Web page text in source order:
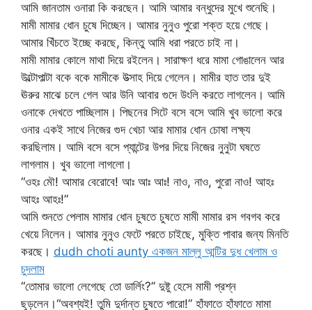
আমি জানতাম ওনারা কি করছেন। আমি আমার বন্ধুদের মুখে শুনেছি।
মামী মামার ধোন চুষে দিচ্ছেন। আমার নুনুও পুরো শক্ত হয়ে গেছে।
আমার খিঁচতে ইচ্ছে করছে, কিন্তু আমি ধরা পরতে চাই না।
মামী মামার কোলে মাথা দিয়ে রইলেন। সারাক্ষণ ধরে মামা গোঙালেন আর
উল্টোপাল্টা বকে বকে মামীকে উত্সাহ দিয়ে গেলেন। মামীর হাত তার দুই
ঊরুর মাঝে চলে গেল আর উনি আবার গুদে উংলি করতে লাগলেন। আমি
ওনাকে দেখতে পাচ্ছিলাম। পিছনের সিটে বসে বসে আমি খুব ভালো করে
ওনার একই সাথে নিজের গুদ খেচা আর মামার ধোন চোষা লক্ষ্য
করছিলাম। আমি বসে বসে প্যান্টের উপর দিয়ে নিজের নুনুটা ঘষতে
লাগলাম। খুব ভালো লাগলো।
“ওহঃ মৌ! আমার বেরোবে! আঃ আঃ আঃ! নাও, নাও, পুরো নাও! আহঃ
আহঃ আহঃ!”
আমি শুনতে পেলাম মামার ধোন চুষতে চুষতে মামী মামার রস গবগব করে
খেয়ে নিলেন। আমার নুনুও ফেটে পরতে চাইছে, মুক্তি পাবার জন্য মিনতি
করছে। dudh choti aunty একজন মাল্লু আন্টির দুধ খেলাম ও
চুদলাম
“তোমার ভালো লেগেছে তো ডার্লিং?” দুষ্টু হেসে মামী প্রশ্ন
ছুড়লেন।“অবশ্যই! তুমি দুর্দান্ত চুষতে পারো!” হাঁফাতে হাঁফাতে মামা